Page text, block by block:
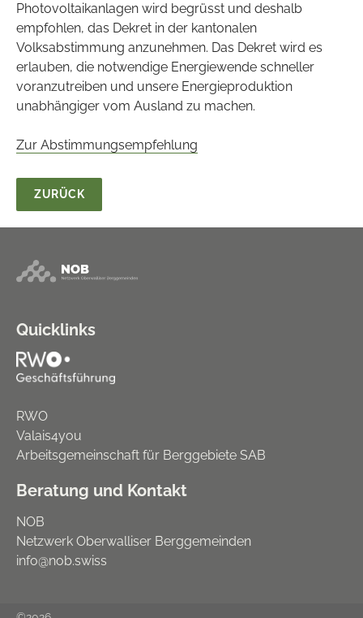
Photovoltaikanlagen wird begrüsst und deshalb
empfohlen, das Dekret in der kantonalen
Volksabstimmung anzunehmen. Das Dekret wird es
erlauben, die notwendige Energiewende schneller
voranzutreiben und unsere Energieproduktion
unabhängiger vom Ausland zu machen.
Zur Abstimmungsempfehlung
ZURÜCK
Quicklinks
RWO
Valais4you
Arbeitsgemeinschaft für Berggebiete SAB
Beratung und Kontakt
NOB
Netzwerk Oberwalliser Berggemeinden
info@nob.swiss